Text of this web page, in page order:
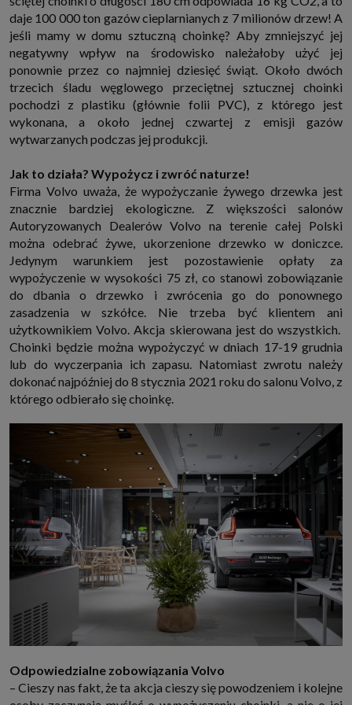
które przeglądarka wysyła do serwera przy każdorazowym wejściu na
stronę z tego urządzenia, podczas gdy odwiedzasz strony w Internecie.
Szczegółową informację na temat plików cookie i ich funkcjonowania
znajdziesz pod tym linkiem. Pod tym linkiem znajdziesz także informację
o tym jak zmienić ustawienia przeglądarki, aby ograniczyć lub wyłączyć
funkcjonowanie plików cookies itp. oraz jak usunąć takie pliki z Twojego
urządzenia.
Twoje uprawnienia
Przysługują Ci następujące uprawnienia wobec Twoich danych i ich
przetwarzania przez nas, inne podmioty z Grupy SAGIER i Zaufanych
Partnerów:
chwili wycofać (cofnięcie zgody oczywiście nie uchyli zgodności z prawem
przetwarzania już dokonanego na jej podstawie);
2. Masz również prawo żądania dostępu do Twoich danych osobowych, ich
sprostowania, usunięcia lub ograniczenia przetwarzania, prawo do
przeniesienia danych, wyrażenia sprzeciwu wobec przetwarzania danych
oraz prawo do wniesienia skargi do organu nadzorczego, którym w Polsce
jest Prezes Urzędu Ochrony Danych Osobowych.Pod tym adresem
znajdziesz dodatkowe informacje dotyczące przetwarzania danych i
Twoich uprawnień.
daje 100 000 ton gazów cieplarnianych z 7 milionów drzew! A
jeśli mamy w domu sztuczną choinkę? Aby zmniejszyć jej
negatywny wpływ na środowisko należałoby użyć jej
ponownie przez co najmniej dziesięć świąt. Około dwóch
trzecich śladu węglowego przeciętnej sztucznej choinki
pochodzi z plastiku (głównie folii PVC), z którego jest
wykonana, a około jednej czwartej z emisji gazów
wytwarzanych podczas jej produkcji.
Jak to działa? Wypożycz i zwróć naturze!
Firma Volvo uważa, że wypożyczanie żywego drzewka jest
znacznie bardziej ekologiczne. Z większości salonów
Autoryzowanych Dealerów Volvo na terenie całej Polski
można odebrać żywe, ukorzenione drzewko w doniczce.
Jedynym warunkiem jest pozostawienie opłaty za
wypożyczenie w wysokości 75 zł, co stanowi zobowiązanie
do dbania o drzewko i zwrócenia go do ponownego
zasadzenia w szkółce. Nie trzeba być klientem ani
użytkownikiem Volvo. Akcja skierowana jest do wszystkich.
Choinki będzie można wypożyczyć w dniach 17-19 grudnia
lub do wyczerpania ich zapasu. Natomiast zwrotu należy
dokonać najpóźniej do 8 stycznia 2021 roku do salonu Volvo, z
którego odbierało się choinkę.
Odpowiedzialne zobowiązania Volvo
– Cieszy nas fakt, że ta akcja cieszy się powodzeniem i kolejne